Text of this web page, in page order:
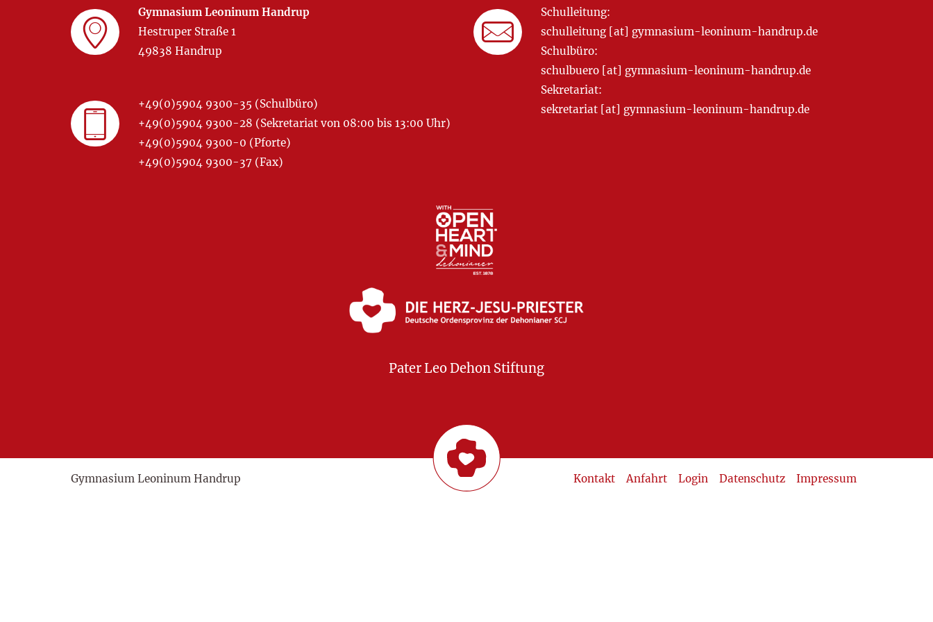
Gymnasium Leoninum Handrup
Hestruper Straße 1
49838 Handrup
+49(0)5904 9300-35 (Schulbüro)
+49(0)5904 9300-28 (Sekretariat von 08:00 bis 13:00 Uhr)
+49(0)5904 9300-0 (Pforte)
+49(0)5904 9300-37 (Fax)
Schulleitung:
schulleitung [at] gymnasium-leoninum-handrup.de
Schulbüro:
schulbuero [at] gymnasium-leoninum-handrup.de
Sekretariat:
sekretariat [at] gymnasium-leoninum-handrup.de
Pater Leo Dehon Stiftung
Kontakt Anfahrt Login Datenschutz Impressum
Gymnasium Leoninum Handrup